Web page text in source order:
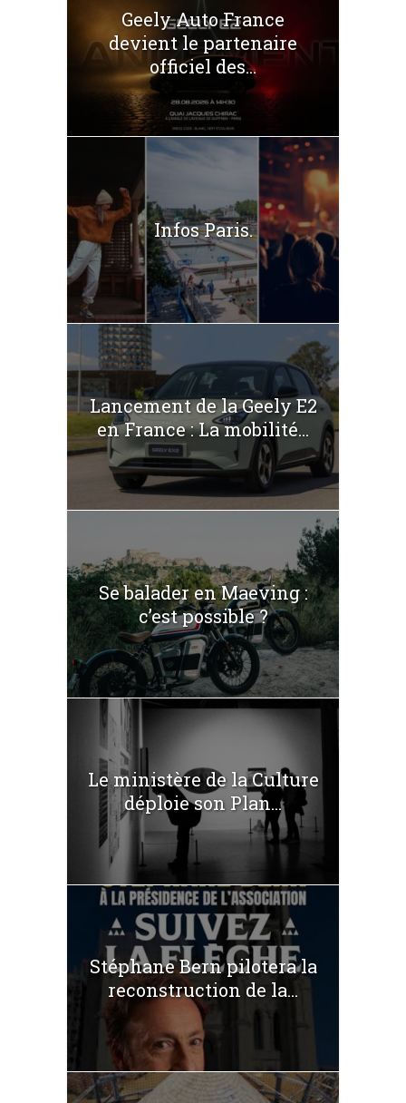
Geely Auto France
devient le partenaire
officiel des...
Infos Paris.
Lancement de la Geely E2
en France : La mobilité...
Se balader en Maeving :
c’est possible ?
Le ministère de la Culture
déploie son Plan...
Stéphane Bern pilotera la
reconstruction de la...